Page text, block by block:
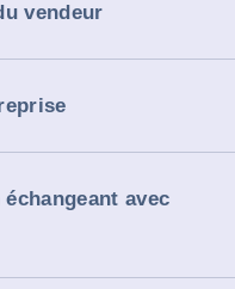
vendeur
avec